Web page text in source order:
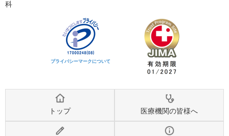
科
プライバシーマークについて
トップ 医療機関の皆様へ